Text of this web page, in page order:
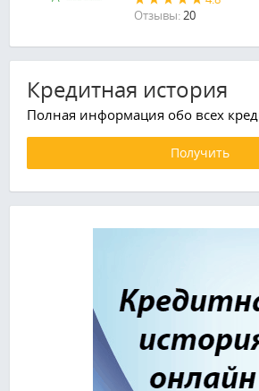
Отзывы:20
Кредитная история
Полная информация обо всех
Получить